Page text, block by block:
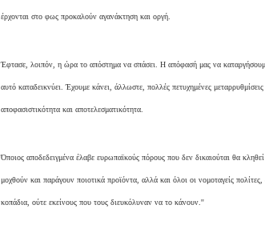
έρχονται στο φως προκαλούν αγανάκτηση και οργή.
Έφτασε, λοιπόν, η ώρα το απόστημα να σπάσει. Η απόφασή μας να
αυτό καταδεικνύει. Έχουμε κάνει, άλλωστε, πολλές πετυχημένες
αποφασιστικότητα και αποτελεσματικότητα.
Όποιος αποδεδειγμένα έλαβε ευρωπαϊκούς πόρους που δεν δικαιούται θα
μοχθούν και παράγουν ποιοτικά προϊόντα, αλλά και όλοι οι νομοταγείς
κοπάδια, ούτε εκείνους που τους διευκόλυναν να το κάνουν.''